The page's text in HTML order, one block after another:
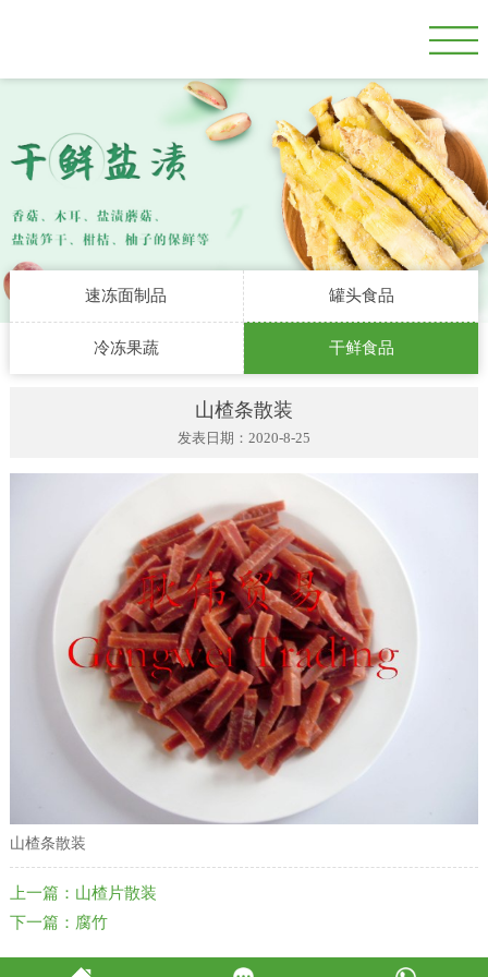
速冻面制品 罐头食品
冷冻果蔬 干鲜食品
山楂条散装
发表日期：2020-8-25
山楂条散装
上一篇：山楂片散装
下一篇：腐竹